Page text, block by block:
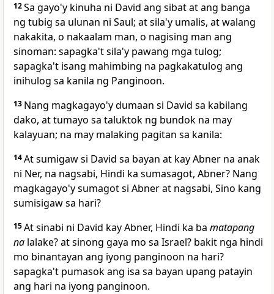
12Sa gayo'y kinuha ni David ang sibat at ang banga
ng tubig sa ulunan ni Saul; at sila'y umalis, at walang
nakakita, o nakaalam man, o nagising man ang
sinoman: sapagka't sila'y pawang mga tulog;
sapagka't isang mahimbing na pagkakatulog ang
inihulog sa kanila ng Panginoon.
13 Nang magkagayo'y dumaan si David sa kabilang
dako, at tumayo sa taluktok ng bundok na may
kalayuan; na may malaking pagitan sa kanila:
14At sumigaw si David sa bayan at kay Abner na anak
ni Ner, na nagsabi, Hindi ka sumasagot, Abner? Nang
magkagayo'y sumagot si Abner at nagsabi, Sino kang
sumisigaw sa hari?
15At sinabi ni David kay Abner, Hindi ka ba matapang
na lalake? at sinong gaya mo sa Israel? bakit nga hindi
mo binantayan ang iyong panginoon na hari?
sapagka't pumasok ang isa sa bayan upang patayin
ang hari na iyong panginoon.